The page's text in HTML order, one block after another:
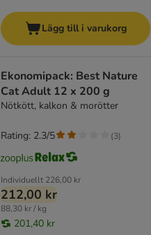
Lägg till i varukorg
Ekonomipack: Best Nature
Cat Adult 12 x 200 g
Nötkött, kalkon & morötter
Individuellt 226,00 kr
212,00 kr
88,30 kr / kg
201,40 kr
Rating: 2.3/5 (3)